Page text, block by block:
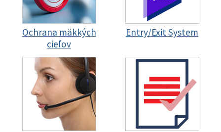
Ochrana mäkkých
cieľov
Entry/Exit System